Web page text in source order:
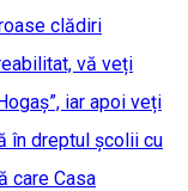
clădiri
vă veți
iar apoi veți
în dreptul școlii cu
care Casa